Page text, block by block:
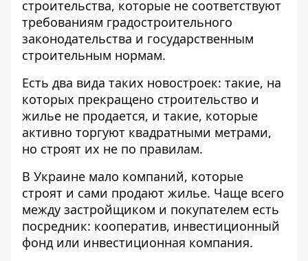
строительства, которые не соответствуют
требованиям градостроительного
законодательства и государственным
строительным нормам.
Есть два вида таких новостроек: такие, на
которых прекращено строительство и
жилье не продается, и такие, которые
активно торгуют квадратными метрами,
но строят их не по правилам.
В Украине мало компаний, которые
строят и сами продают жилье. Чаще всего
между застройщиком и покупателем есть
посредник: кооператив, инвестиционный
фонд или инвестиционная компания.